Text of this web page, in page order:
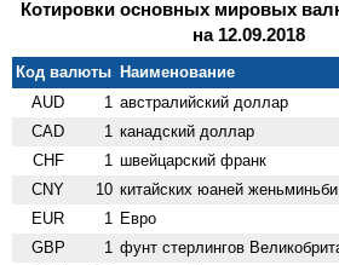
Котировки основных мировых
на 12.09.2018
Код валюты Наименование
AUD
1 австралийский доллар
CAD 1 канадский доллар
CHF 1 швейцарский франк
CNY 10 китайских юаней женьминьби
EUR 1 Евро
GBP 1 фунт стерлингов